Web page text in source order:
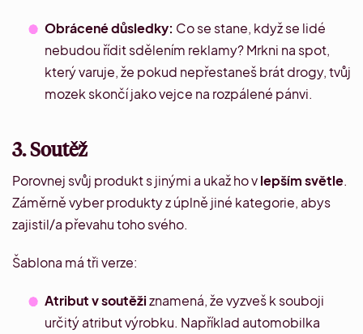
Obrácené důsledky: Co se stane, když se lidé
nebudou řídit sdělením reklamy? Mrkni naspot,
který varuje, že pokud nepřestaneš brát drogy, tvůj
mozek skončí jako vejce na rozpálené pánvi.
3. Soutěž
Porovnej svůj produkt s jinými a ukaž ho vlepším světle.
Záměrně vyber produkty z úplně jiné kategorie, abys
zajistil/a převahu toho svého.
Šablona má tři verze:
Atribut v soutěžiznamená, že vyzveš k souboji
určitý atribut výrobku. Například automobilka